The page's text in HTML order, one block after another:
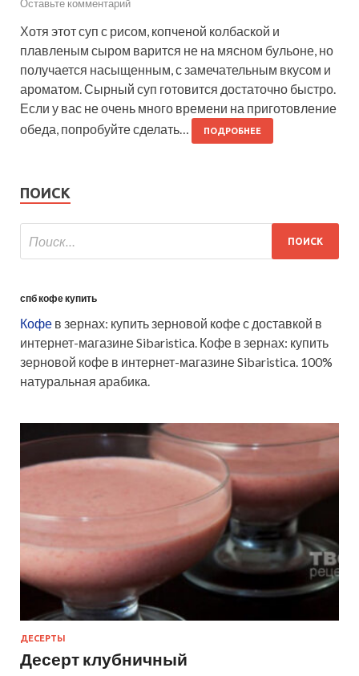
Оставьте комментарий
Хотя этот суп с рисом, копченой колбаской и
плавленым сыром варится не на мясном бульоне, но
получается насыщенным, с замечательным вкусом и
ароматом. Сырный суп готовится достаточно быстро.
Если у вас не очень много времени на приготовление
обеда, попробуйте сделать…
ПОДРОБНЕЕ
ПОИСК
спб кофе купить
Кофе в зернах: купить зерновой кофе с доставкой в
интернет-магазине Sibaristica. Кофе в зернах: купить
зерновой кофе в интернет-магазине Sibaristica. 100%
натуральная арабика.
ДЕСЕРТЫ
Десерт клубничный